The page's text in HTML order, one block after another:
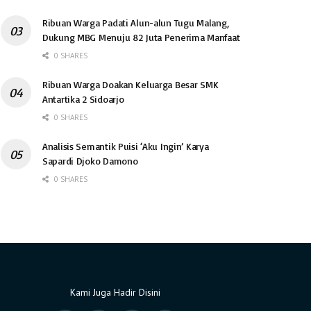
Ribuan Warga Padati Alun-alun Tugu Malang,
Dukung MBG Menuju 82 Juta Penerima Manfaat
0 SHARES
Ribuan Warga Doakan Keluarga Besar SMK
Antartika 2 Sidoarjo
0 SHARES
Analisis Semantik Puisi ‘Aku Ingin’ Karya
Sapardi Djoko Damono
0 SHARES
Kami Juga Hadir Disini